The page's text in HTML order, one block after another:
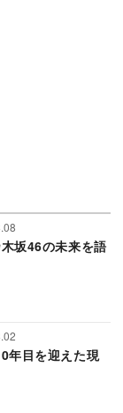
坂46の未来を語
年目を迎えた現